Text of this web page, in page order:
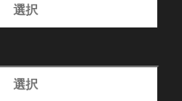
選択
選択